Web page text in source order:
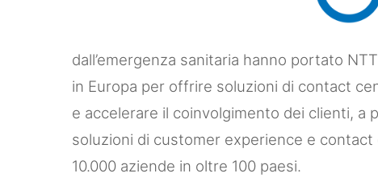
dall’emergenza sanitaria hanno portato
in Europa per offrire soluzioni di contact
e accelerare il coinvolgimento dei clienti, a
soluzioni di customer experience e
10.000 aziende in oltre 100 paesi.